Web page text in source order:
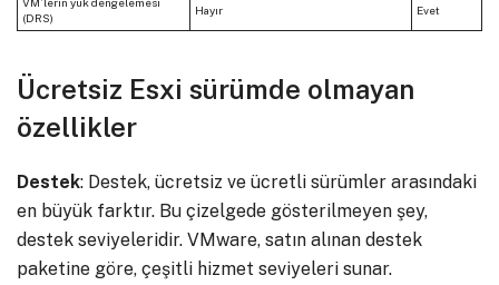
(DRS)
Hayır Evet
Ücretsiz Esxi sürümde olmayan
özellikler
Destek: Destek, ücretsiz ve ücretli sürümler arasındaki
en büyük farktır. Bu çizelgede gösterilmeyen şey,
destek seviyeleridir. VMware, satın alınan destek
paketine göre, çeşitli hizmet seviyeleri sunar.